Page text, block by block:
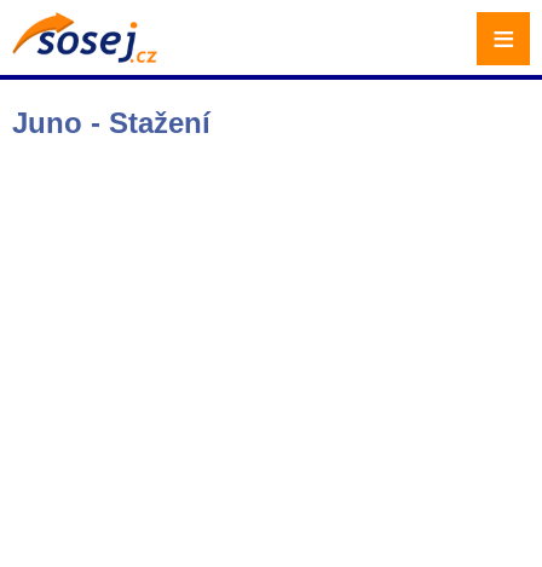
Juno - Stažení
≡